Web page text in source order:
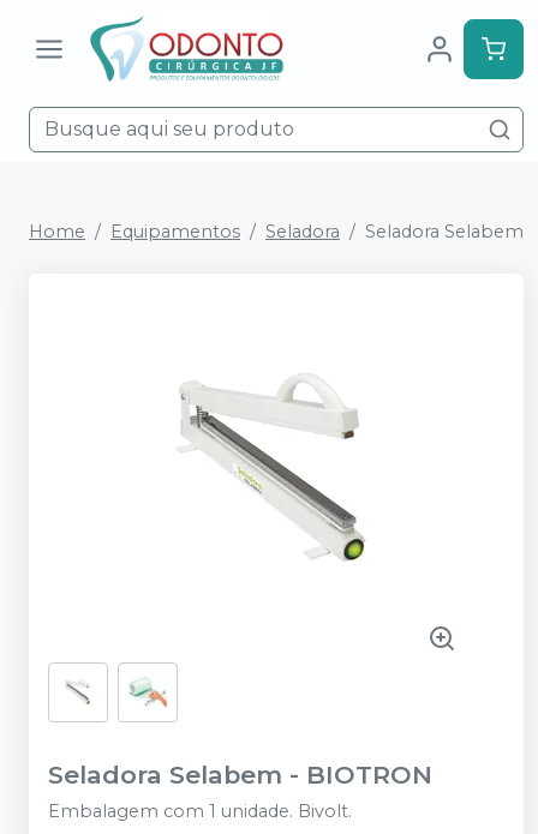
Home Equipamentos Seladora Seladora Selabem
Seladora Selabem - BIOTRON
Embalagem com 1 unidade. Bivolt.